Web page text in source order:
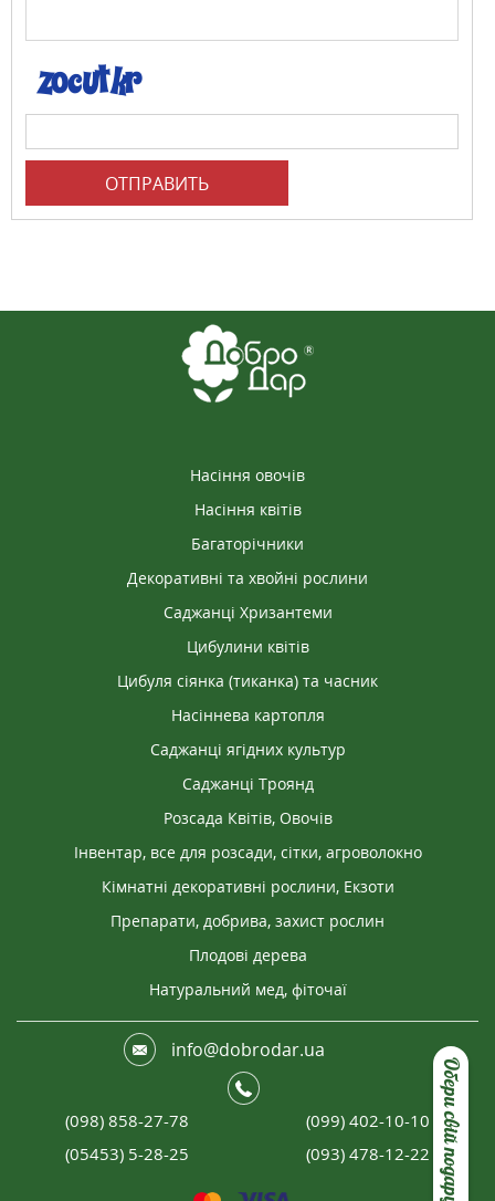
Обери свій подарунок
ОТПРАВИТЬ
Насіння овочів
Насіння квітів
Багаторічники
Декоративні та хвойні рослини
Саджанці Хризантеми
Цибулини квітів
Цибуля сіянка (тиканка) та часник
Насіннева картопля
Саджанці ягідних культур
Саджанці Троянд
Розсада Квітів, Овочів
Інвентар, все для розсади, сітки, агроволокно
Кімнатні декоративні рослини, Екзоти
Препарати, добрива, захист рослин
Плодові дерева
Натуральний мед, фіточаї
info@dobrodar.ua
(098) 858-27-78
(099) 402-10-10
(05453) 5-28-25
(093) 478-12-22